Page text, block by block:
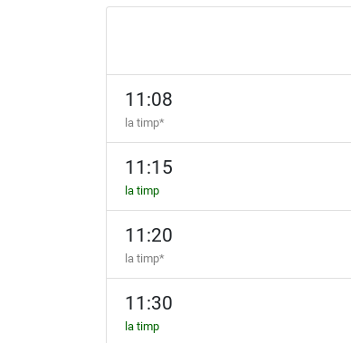
11:08
la timp*
11:15
la timp
11:20
la timp*
11:30
la timp